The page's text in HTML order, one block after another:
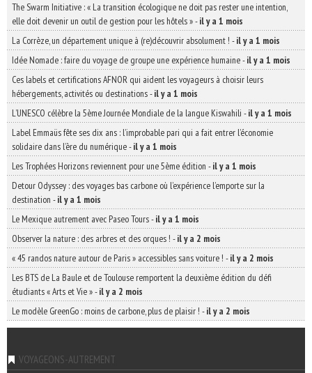
The Swarm Initiative : « La transition écologique ne doit pas rester une intention,
elle doit devenir un outil de gestion pour les hôtels »-il y a 1 mois
La Corrèze, un département unique à (re)découvrir absolument ! -il y a 1 mois
Idée Nomade : faire du voyage de groupe une expérience humaine-il y a 1 mois
Ces labels et certifications AFNOR qui aident les voyageurs à choisir leurs
hébergements, activités ou destinations-il y a 1 mois
L’UNESCO célèbre la 5ème Journée Mondiale de la langue Kiswahili -il y a 1 mois
Label Emmaüs fête ses dix ans : l’improbable pari qui a fait entrer l’économie
solidaire dans l’ère du numérique-il y a 1 mois
Les Trophées Horizons reviennent pour une 5ème édition -il y a 1 mois
Detour Odyssey : des voyages bas carbone où l’expérience l’emporte sur la
destination -il y a 1 mois
Le Mexique autrement avec Paseo Tours-il y a 1 mois
Observer la nature : des arbres et des orques ! -il y a 2 mois
« 45 randos nature autour de Paris » accessibles sans voiture ! -il y a 2 mois
Les BTS de La Baule et de Toulouse remportent la deuxième édition du défi
étudiants « Arts et Vie »-il y a 2 mois
Le modèle GreenGo : moins de carbone, plus de plaisir ! -il y a 2 mois
VOYAGEONS-AUTREMENT